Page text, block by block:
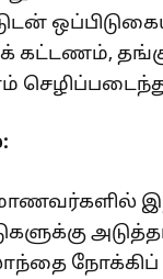
நோக்கிப்